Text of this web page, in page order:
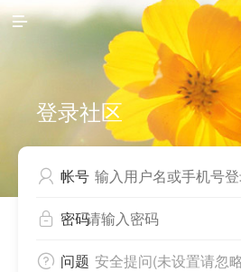

登录社区
 帐号
 密码
 问题 安全提问(未设置请忽